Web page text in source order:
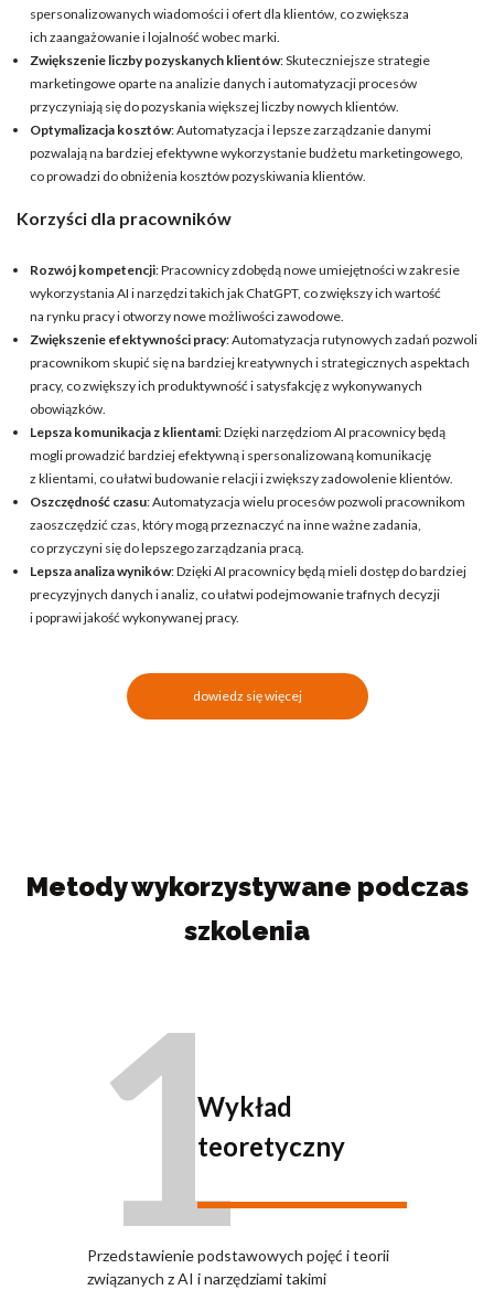
spersonalizowanych wiadomości i ofert dla klientów, co zwiększa
ich zaangażowanie i lojalność wobec marki.
Zwiększenie liczby pozyskanych klientów: Skuteczniejsze strategie
marketingowe oparte na analizie danych i automatyzacji procesów
przyczyniają się do pozyskania większej liczby nowych klientów.
Optymalizacja kosztów: Automatyzacja i lepsze zarządzanie danymi
pozwalają na bardziej efektywne wykorzystanie budżetu marketingowego,
co prowadzi do obniżenia kosztów pozyskiwania klientów.
Korzyści dla pracowników
Rozwój kompetencji: Pracownicy zdobędą nowe umiejętności w zakresie
wykorzystania AI i narzędzi takich jak ChatGPT, co zwiększy ich wartość
na rynku pracy i otworzy nowe możliwości zawodowe.
Zwiększenie efektywności pracy: Automatyzacja rutynowych zadań pozwoli
pracownikom skupić się na bardziej kreatywnych i strategicznych aspektach
pracy, co zwiększy ich produktywność i satysfakcję z wykonywanych
obowiązków.
Lepsza komunikacja z klientami: Dzięki narzędziom AI pracownicy będą
mogli prowadzić bardziej efektywną i spersonalizowaną komunikację
z klientami, co ułatwi budowanie relacji i zwiększy zadowolenie klientów.
Oszczędność czasu: Automatyzacja wielu procesów pozwoli pracownikom
zaoszczędzić czas, który mogą przeznaczyć na inne ważne zadania,
co przyczyni się do lepszego zarządzania pracą.
Lepsza analiza wyników: Dzięki AI pracownicy będą mieli dostęp do bardziej
precyzyjnych danych i analiz, co ułatwi podejmowanie trafnych decyzji
i poprawi jakość wykonywanej pracy.
dowiedz się więcej
Metody wykorzystywane podczas
szkolenia
1Wykład
teoretyczny
Przedstawienie podstawowych pojęć i teorii
związanych z AI i narzędziami takimi